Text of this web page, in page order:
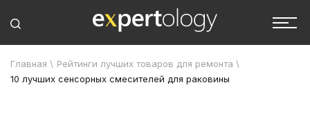
Главная \ Рейтинги лучших товаров для ремонта \
10 лучших сенсорных смесителей для раковины